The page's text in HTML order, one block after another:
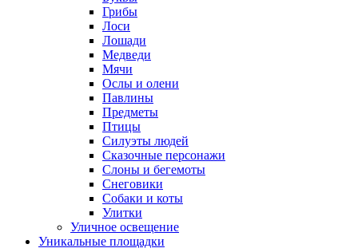
Грибы
Лоси
Лошади
Медведи
Мячи
Ослы и олени
Павлины
Предметы
Птицы
Силуэты людей
Сказочные персонажи
Слоны и бегемоты
Снеговики
Собаки и коты
Улитки
Уличное освещение
Уникальные площадки